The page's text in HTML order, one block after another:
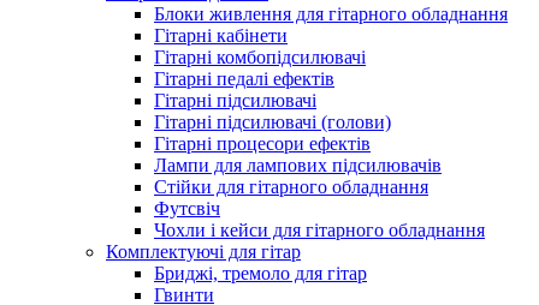
Блоки живлення для гітарного обладнання
Гітарні кабінети
Гітарні комбопідсилювачі
Гітарні педалі ефектів
Гітарні підсилювачі
Гітарні підсилювачі (голови)
Гітарні процесори ефектів
Лампи для лампових підсилювачів
Стійки для гітарного обладнання
Футсвіч
Чохли і кейси для гітарного обладнання
Комплектуючі для гітар
Бриджі, тремоло для гітар
Гвинти